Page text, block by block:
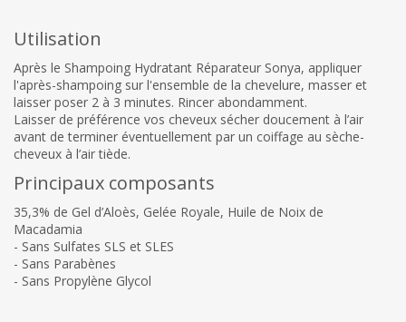
Utilisation
Après le Shampoing Hydratant Réparateur Sonya, appliquer
l'après-shampoing sur l'ensemble de la chevelure, masser et
laisser poser 2 à 3 minutes. Rincer abondamment.
Laisser de préférence vos cheveux sécher doucement à l’air
avant de terminer éventuellement par un coiffage au sèche-
cheveux à l’air tiède.
Principaux composants
35,3% de Gel d’Aloès, Gelée Royale, Huile de Noix de
Macadamia
- Sans Sulfates SLS et SLES
- Sans Parabènes
- Sans Propylène Glycol